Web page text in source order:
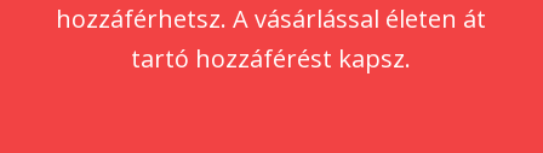
hozzáférhetsz. A vásárlással életen át
tartó hozzáférést kapsz.